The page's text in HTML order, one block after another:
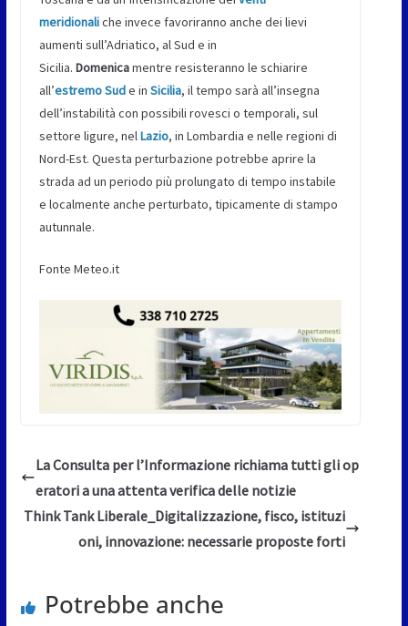
meridionaliche invece favoriranno anche dei lievi
aumenti sull’Adriatico, al Sud e in
Sicilia. Domenicamentre resisteranno le schiarire
all’estremo Sude in Sicilia, il tempo sarà all’insegna
dell’instabilità con possibili rovesci o temporali, sul
settore ligure, nelLazio, in Lombardia e nelle regioni di
Nord-Est. Questa perturbazione potrebbe aprire la
strada ad un periodo più prolungato di tempo instabile
e localmente anche perturbato, tipicamente di stampo
autunnale.
Fonte Meteo.it
La Consulta per l’Informazione richiama tutti gli op
eratori a una attenta verifica delle notizie
Think Tank Liberale_Digitalizzazione, fisco, istituzi
oni, innovazione: necessarie proposte forti
Potrebbe anche